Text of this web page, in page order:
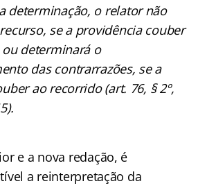
determinação, o relator não
se a providência couber
determinará o
das contrarrazões, se a
ao recorrido (art. 76, § 2º,
e a nova redação, é
a reinterpretação da